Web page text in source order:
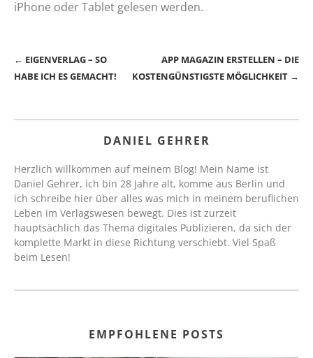
iPhone oder Tablet gelesen werden.
EIGENVERLAG – SO
HABE ICH ES GEMACHT!
APP MAGAZIN ERSTELLEN – DIE
KOSTENGÜNSTIGSTE MÖGLICHKEIT
DANIEL GEHRER
Herzlich willkommen auf meinem Blog! Mein Name ist
Daniel Gehrer, ich bin 28 Jahre alt, komme aus Berlin und
ich schreibe hier über alles was mich in meinem beruflichen
Leben im Verlagswesen bewegt. Dies ist zurzeit
hauptsächlich das Thema digitales Publizieren, da sich der
komplette Markt in diese Richtung verschiebt. Viel Spaß
beim Lesen!